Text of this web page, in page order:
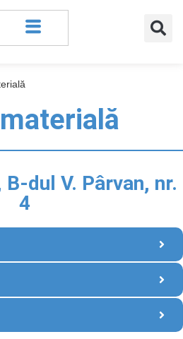
dul V. Pârvan, nr.
4